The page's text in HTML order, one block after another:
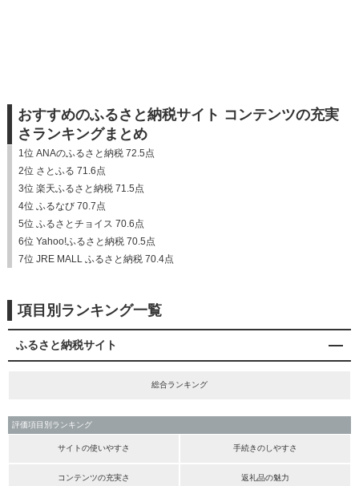
おすすめのふるさと納税サイト コンテンツの充実
さランキングまとめ
1位 ANAのふるさと納税 72.5点
2位 さとふる 71.6点
3位 楽天ふるさと納税 71.5点
4位 ふるなび 70.7点
5位 ふるさとチョイス 70.6点
6位 Yahoo!ふるさと納税 70.5点
7位 JRE MALL ふるさと納税 70.4点
項目別ランキング一覧
ふるさと納税サイト
総合ランキング
評価項目別ランキング
サイトの使いやすさ 手続きのしやすさ
コンテンツの充実さ 返礼品の魅力